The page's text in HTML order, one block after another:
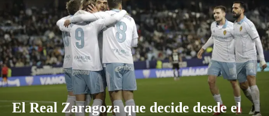
El Real Zaragoza que decide desde el